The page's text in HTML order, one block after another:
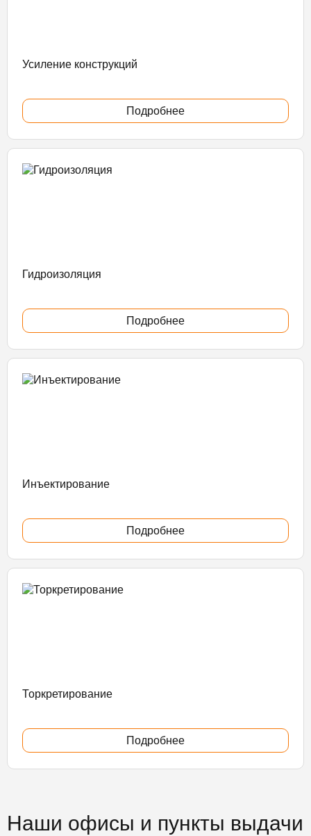
Усиление конструкций
Подробнее
Гидроизоляция
Подробнее
Инъектирование
Подробнее
Торкретирование
Подробнее
Наши офисы и пункты выдачи